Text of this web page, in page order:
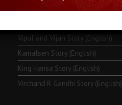
Vipul and Vijan Story (English)
Kamalsen Story (English)
King Hansa Story (English)
Virchand R Gandhi Story (English)